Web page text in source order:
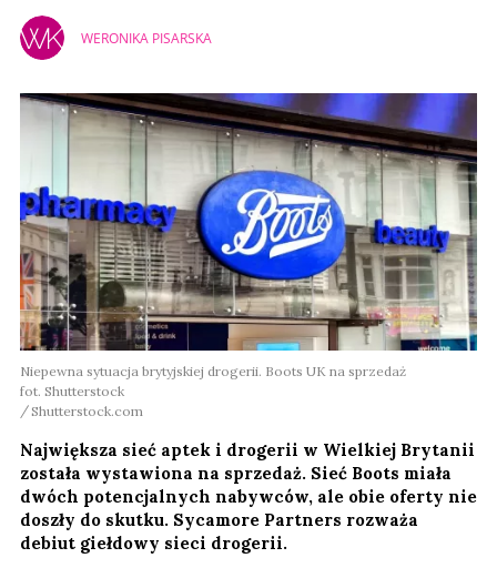
WERONIKA PISARSKA
Niepewna sytuacja brytyjskiej drogerii. Boots UK na sprzedaż
fot. Shutterstock
Shutterstock.com
Największa sieć aptek i drogerii w Wielkiej Brytanii
została wystawiona na sprzedaż. Sieć Boots miała
dwóch potencjalnych nabywców, ale obie oferty nie
doszły do skutku. Sycamore Partners rozważa
debiut giełdowy sieci drogerii.